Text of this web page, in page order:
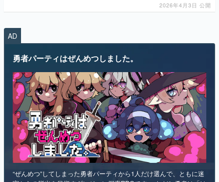
2026年4月3日 公開
AD
勇者パーティはぜんめつしました。
“ぜんめつ”してしまった勇者パーティから1人だけ選んで、ともに迷